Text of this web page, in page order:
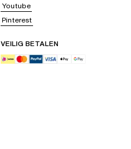
Youtube
Pinterest
VEILIG BETALEN